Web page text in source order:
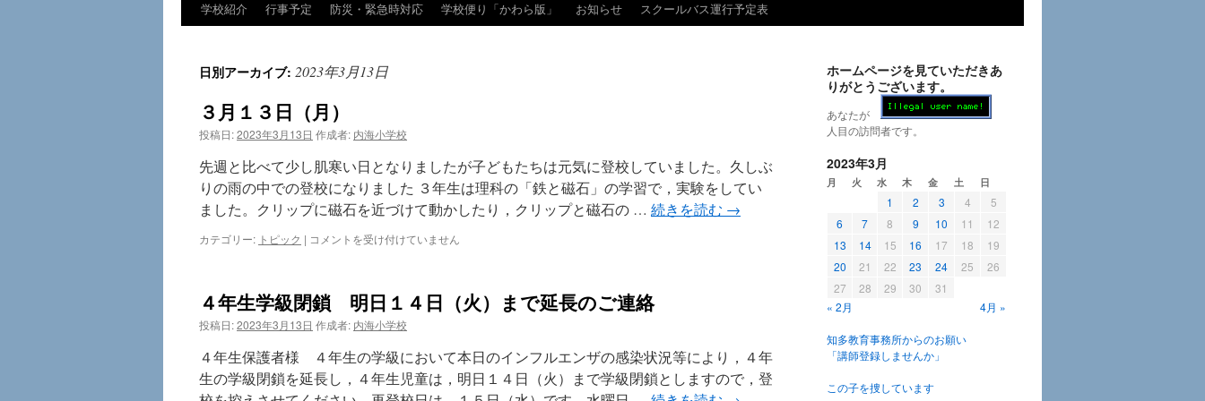
学校紹介 行事予定 防災・緊急時対応 学校便り「かわら版」 お知らせ スクールバス運行予定表
日別アーカイブ: 2023年3月13日
３月１３日（月）
投稿日:2023年3月13日 作成者: 内海小学校
先週と比べて少し肌寒い日となりましたが子どもたちは元気に登校していました。久しぶ
りの雨の中での登校になりました ３年生は理科の「鉄と磁石」の学習で，実験をしてい
ました。クリップに磁石を近づけて動かしたり，クリップと磁石の … 続きを読む →
カテゴリー: トピック | ３
日
（月）
は
コメントを受け付けていません
４年生学級閉鎖 明日１４日（火）まで延長のご連絡
投稿日:2023年3月13日 作成者: 内海小学校
４年生保護者様 ４年生の学級において本日のインフルエンザの感染状況等により，４年
生の学級閉鎖を延長し，４年生児童は，明日１４日（火）まで学級閉鎖としますので，登
ホームページを見ていただきあ
りがとうございます。
あなたが
人目の訪問者です。
2023年3月
月 火 水 木 金 土 日
1 2 3 4
5
6
7 8 9 10 11
12
13
14 15 16 17 18
19
20
21 22 23 24 25
26
27
28 29 30
31
« 2月
4月 »
知多教育事務所からのお願い
「講師登録しませんか」
この子を捜しています